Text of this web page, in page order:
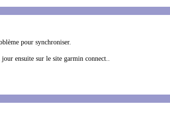
pour synchroniser.
ensuite sur le site garmin connect..